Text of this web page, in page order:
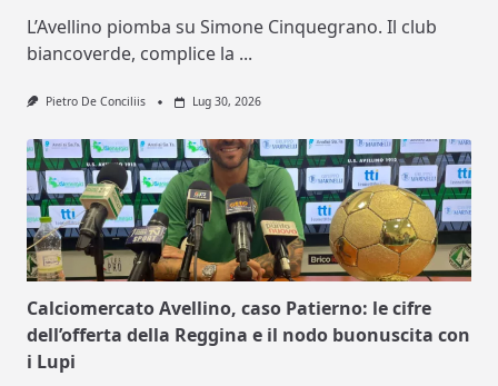
L’Avellino piomba su Simone Cinquegrano. Il club
biancoverde, complice la ...
Pietro De Conciliis Lug 30, 2026
Calciomercato Avellino, caso Patierno: le cifre
dell’offerta della Reggina e il nodo buonuscita con
i Lupi